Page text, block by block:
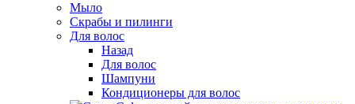
Мыло
Скрабы и пилинги
Для волос
Назад
Для волос
Шампуни
Кондиционеры для волос